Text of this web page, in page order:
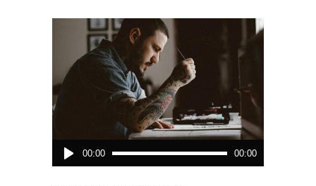
Audio
Player
00:00 00:00